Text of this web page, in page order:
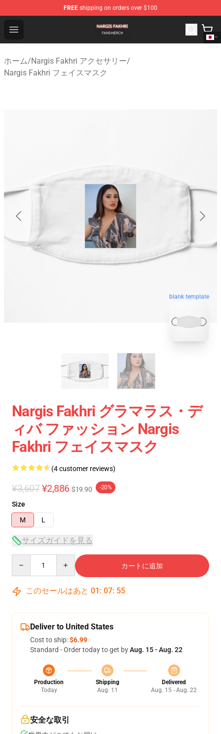
FREE shipping on orders over $100
Open menu
Nargis Fakhri Shop - Official Nargis Fakhri Merchandise
ホーム/Nargis Fakhri アクセサリー/
Nargis Fakhri フェイスマスク
blank template
Nargis Fakhri グラマラス・デ
ィバ ファッション Nargis
Fakhri フェイスマスク
(4 customer reviews)
¥3,607 ¥2,886 $19.90 -20%
Size
M
L
サイズガイドを見る
カートに追加
このセールはあと 01 : 07: 54
Deliver to United States
Cost to ship:$6.99
Standard - Order today to get byAug. 15 - Aug. 22
Production
Today
Shipping
Aug. 11
Delivered
Aug. 15 - Aug. 22
安全な取引